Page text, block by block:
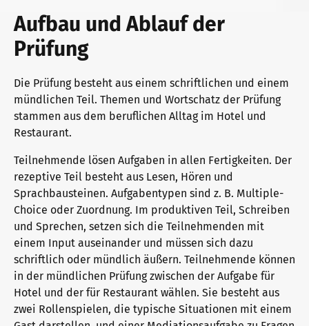
Prüfungszentrum finden
Einstufungstest
telc Zertifikate DIGITAL
Warum telc Zertifikate?
Deutsch Test für den Beruf
Aufbau und Ablauf der
Prüfung
Die Prüfung besteht aus einem schriftlichen und einem
mündlichen Teil. Themen und Wortschatz der Prüfung
stammen aus dem beruflichen Alltag im Hotel und
Restaurant.
Teilnehmende lösen Aufgaben in allen Fertigkeiten. Der
rezeptive Teil besteht aus Lesen, Hören und
Sprachbausteinen. Aufgabentypen sind z. B. Multiple-
Choice oder Zuordnung. Im produktiven Teil, Schreiben
und Sprechen, setzen sich die Teilnehmenden mit
einem Input auseinander und müssen sich dazu
schriftlich oder mündlich äußern. Teilnehmende können
in der mündlichen Prüfung zwischen der Aufgabe für
Hotel und der für Restaurant wählen. Sie besteht aus
zwei Rollenspielen, die typische Situationen mit einem